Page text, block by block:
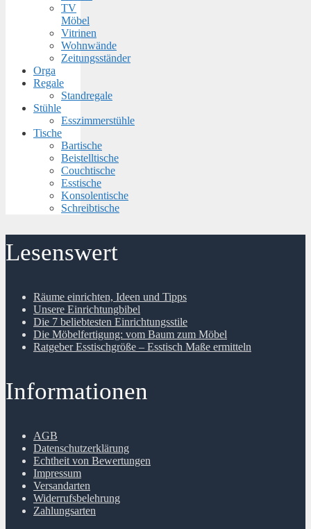
TV
Möbel
Vitrinen
Wohnwände
Zeitungsständer
Orga
Regale
Standregale
Stühle
Esszimmerstühle
Tische
Bartische
Beistelltische
Couchtische
Esstische
Konsolentische
Schreibtische
Lesenswert
Räume einrichten, Ideen und Tipps
Unsere Einrichtungbibel
Die 7 beliebtesten Einrichtungsstile
Die Möbelfertigung: vom Baum zum Möbel
Ratgeber Esstischgröße – Esstisch Maße ermitteln
Informationen
AGB
Datenschutzerklärung
Echtheit von Bewertungen
Impressum
Versandarten
Widerrufsbelehrung
Zahlungsarten